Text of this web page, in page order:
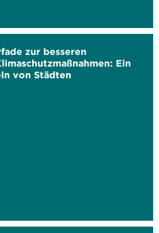
zur besseren
Ein
von Städten